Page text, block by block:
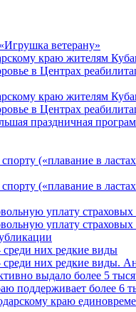
ветерану»
краю жителям
в Центрах
краю жителям
в Центрах
праздничная
(«плавание в
(«плавание в
уплату
уплату
среди них редкие виды
среди них редкие виды.
выдало более 5
поддерживает более 6
краю